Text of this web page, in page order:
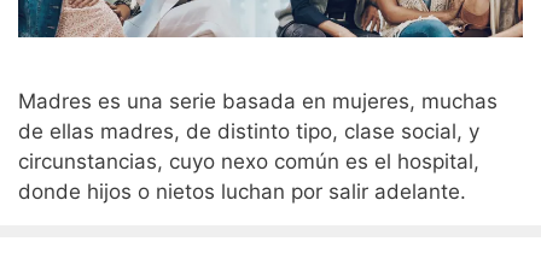
Madres es una serie basada en mujeres, muchas
de ellas madres, de distinto tipo, clase social, y
circunstancias, cuyo nexo común es el hospital,
donde hijos o nietos luchan por salir adelante.